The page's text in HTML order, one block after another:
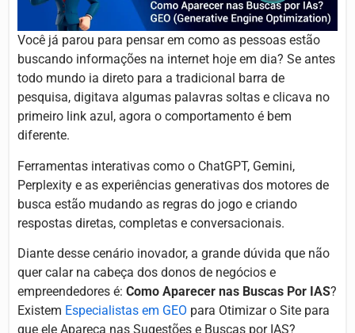
Você já parou para pensar em como as pessoas estão
buscando informações na internet hoje em dia? Se antes
todo mundo ia direto para a tradicional barra de
pesquisa, digitava algumas palavras soltas e clicava no
primeiro link azul, agora o comportamento é bem
diferente.
Ferramentas interativas como o ChatGPT, Gemini,
Perplexity e as experiências generativas dos motores de
busca estão mudando as regras do jogo e criando
respostas diretas, completas e conversacionais.
Diante desse cenário inovador, a grande dúvida que não
quer calar na cabeça dos donos de negócios e
empreendedores é: Como Aparecer nas Buscas Por IAS?
Existem Especialistas em GEO para Otimizar o Site para
que ele Apareça nas Sugestões e Buscas por IAS?